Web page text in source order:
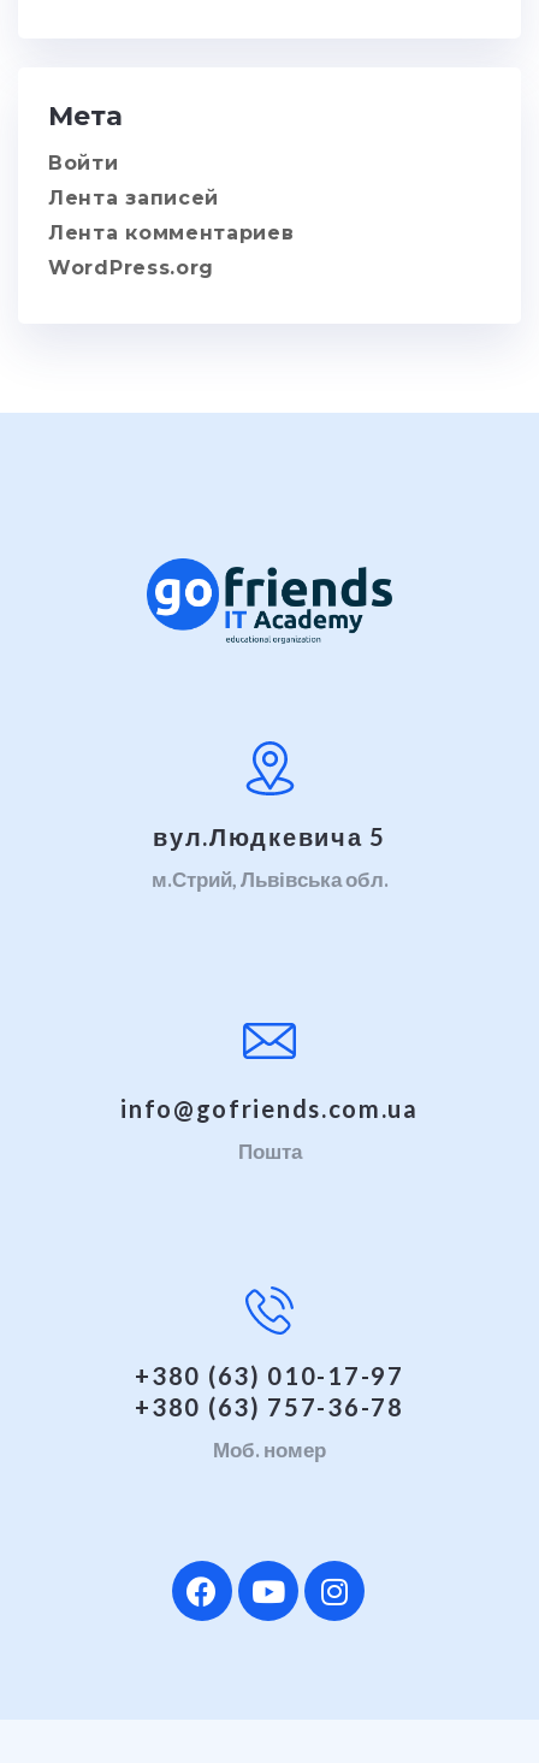
Мета
Войти
Лента записей
Лента комментариев
WordPress.org
вул.Людкевича 5
м.Стрий, Львівська обл.
info@gofriends.com.ua
Пошта
+380 (63) 010-17-97
+380 (63) 757-36-78
Моб. номер